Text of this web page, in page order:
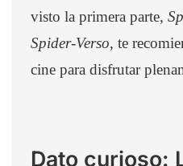
visto la primera parte,
Spider-Verso, te
cine para disfrutar
Dato curioso: